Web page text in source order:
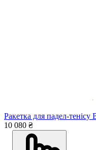
Ракетка для падел-
10 080 ₴